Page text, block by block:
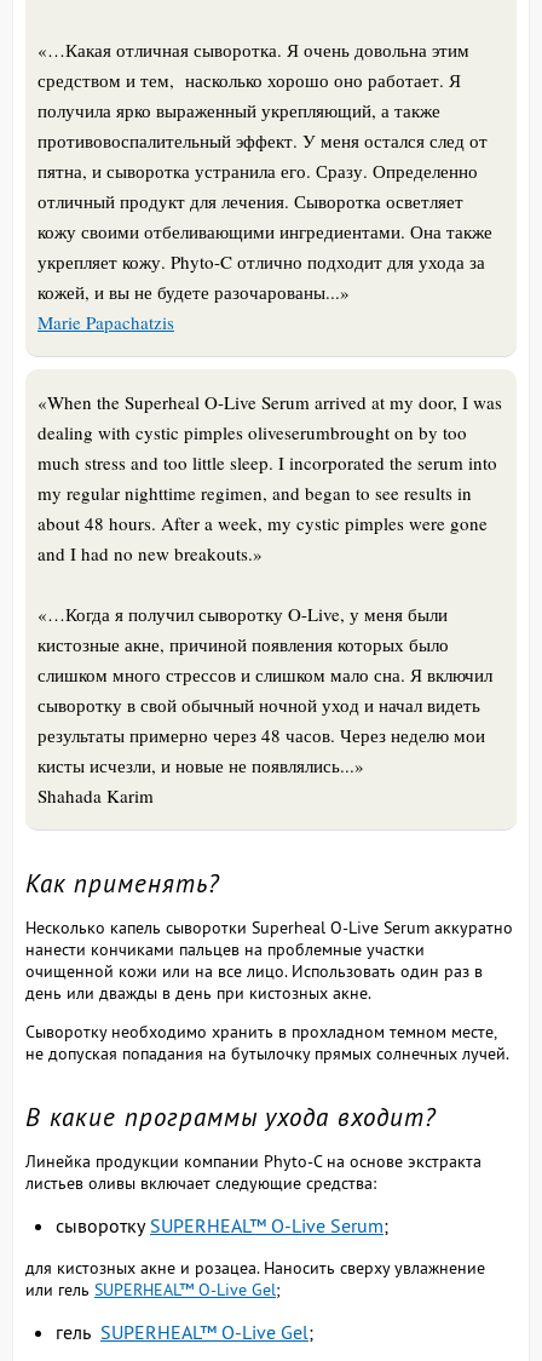
«…Какая отличная сыворотка. Я очень довольна этим
средством и тем, насколько хорошо оно работает. Я
получила ярко выраженный укрепляющий, а также
противовоспалительный эффект. У меня остался след от
пятна, и сыворотка устранила его. Сразу. Определенно
отличный продукт для лечения. Сыворотка осветляет
кожу своими отбеливающими ингредиентами. Она также
укрепляет кожу. Phyto-C отлично подходит для ухода за
кожей, и вы не будете разочарованы...»
Marie Papachatzis
«When the Superheal O-Live Serum arrived at my door, I was
dealing with cystic pimples oliveserumbrought on by too
much stress and too little sleep. I incorporated the serum into
my regular nighttime regimen, and began to see results in
about 48 hours. After a week, my cystic pimples were gone
and I had no new breakouts.»
«…Когда я получил сыворотку O-Live, у меня были
кистозные акне, причиной появления которых было
слишком много стрессов и слишком мало сна. Я включил
сыворотку в свой обычный ночной уход и начал видеть
результаты примерно через 48 часов. Через неделю мои
кисты исчезли, и новые не появлялись...»
Shahada Karim
Как применять?
Несколько капель сыворотки Superheal O-Live Serum аккуратно
нанести кончиками пальцев на проблемные участки
очищенной кожи или на все лицо. Использовать один раз в
день или дважды в день при кистозных акне.
Сыворотку необходимо хранить в прохладном темном месте,
не допуская попадания на бутылочку прямых солнечных лучей.
В какие программы ухода входит?
Линейка продукции компании Phyto-C на основе экстракта
листьев оливы включает следующие средства:
сыворотку SUPERHEAL™ O-Live Serum;
для кистозных акне и розацеа. Наносить сверху увлажнение
или гель SUPERHEAL™ O-Live Gel;
гель SUPERHEAL™ O-Live Gel;